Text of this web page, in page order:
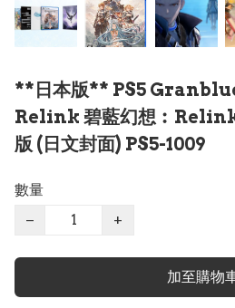
**日本版** PS5
Relink 碧藍幻想
版 (日文封面) PS5-1009
數量
−
+
加至購物